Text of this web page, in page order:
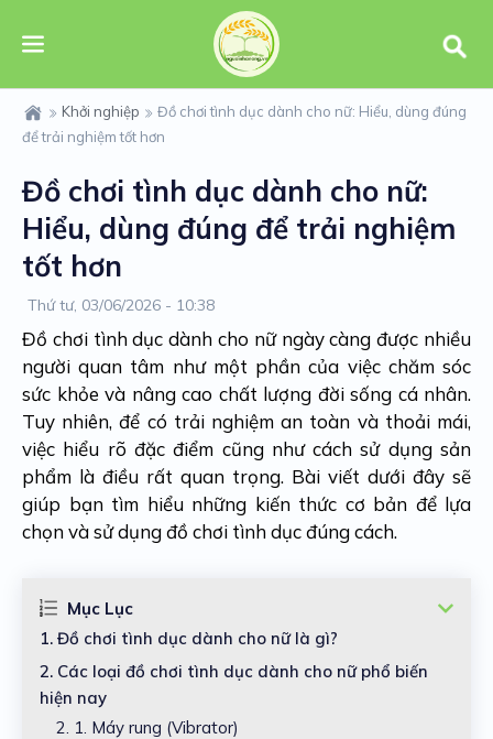
Khởi nghiệp
Đồ chơi tình dục dành cho nữ: Hiểu, dùng đúng
để trải nghiệm tốt hơn
Đồ chơi tình dục dành cho nữ:
Hiểu, dùng đúng để trải nghiệm
tốt hơn
Thứ tư, 03/06/2026 - 10:38
Đồ chơi tình dục dành cho nữ ngày càng được nhiều
người quan tâm như một phần của việc chăm sóc
sức khỏe và nâng cao chất lượng đời sống cá nhân.
Tuy nhiên, để có trải nghiệm an toàn và thoải mái,
việc hiểu rõ đặc điểm cũng như cách sử dụng sản
phẩm là điều rất quan trọng. Bài viết dưới đây sẽ
giúp bạn tìm hiểu những kiến thức cơ bản để lựa
chọn và sử dụng đồ chơi tình dục đúng cách.
Mục Lục
1. Đồ chơi tình dục dành cho nữ là gì?
2. Các loại đồ chơi tình dục dành cho nữ phổ biến
hiện nay
2. 1. Máy rung (Vibrator)